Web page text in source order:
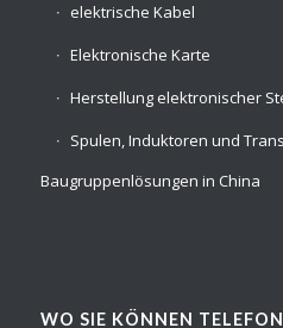
elektrische Kabel
Elektronische Karte
Herstellung elektronischer
Spulen, Induktoren und
Baugruppenlösungen in China
WO SIE KÖNNEN TELEFON